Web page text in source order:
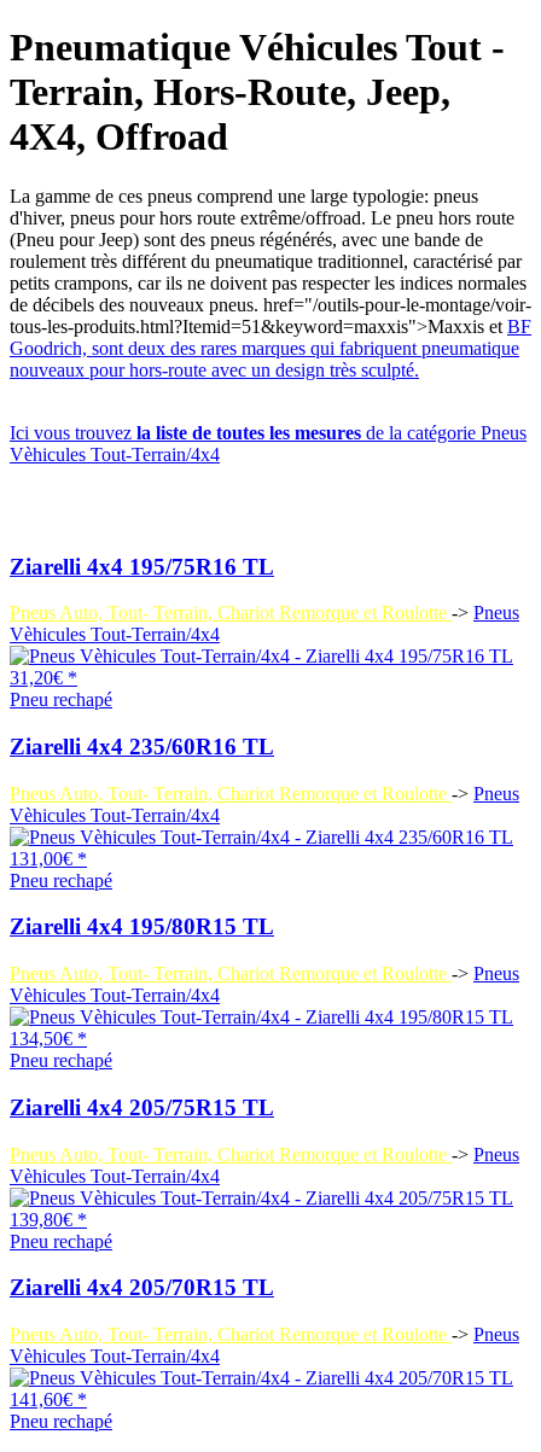
Pneumatique Véhicules Tout -
Terrain, Hors-Route, Jeep,
4X4, Offroad
La gamme de ces pneus comprend une large typologie: pneus
d'hiver, pneus pour hors route extrême/offroad. Le pneu hors route
(Pneu pour Jeep) sont des pneus régénérés, avec une bande de
roulement très différent du pneumatique traditionnel, caractérisé par
petits crampons, car ils ne doivent pas respecter les indices normales
de décibels des nouveaux pneus. href="/outils-pour-le-montage/voir-
tous-les-produits.html?Itemid=51&keyword=maxxis">Maxxis et BF
Goodrich, sont deux des rares marques qui fabriquent pneumatique
nouveaux pour hors-route avec un design très sculpté.
Ici vous trouvez la liste de toutes les mesures de la catégorie Pneus
Vèhicules Tout-Terrain/4x4
Ziarelli 4x4 195/75R16 TL
Pneus Auto, Tout- Terrain, Chariot Remorque et Roulotte -> Pneus
Vèhicules Tout-Terrain/4x4
31,20€ *
Pneu rechapé
Ziarelli 4x4 235/60R16 TL
Pneus Auto, Tout- Terrain, Chariot Remorque et Roulotte -> Pneus
Vèhicules Tout-Terrain/4x4
131,00€ *
Pneu rechapé
Ziarelli 4x4 195/80R15 TL
Pneus Auto, Tout- Terrain, Chariot Remorque et Roulotte -> Pneus
Vèhicules Tout-Terrain/4x4
134,50€ *
Pneu rechapé
Ziarelli 4x4 205/75R15 TL
Pneus Auto, Tout- Terrain, Chariot Remorque et Roulotte -> Pneus
Vèhicules Tout-Terrain/4x4
139,80€ *
Pneu rechapé
Ziarelli 4x4 205/70R15 TL
Pneus Auto, Tout- Terrain, Chariot Remorque et Roulotte -> Pneus
Vèhicules Tout-Terrain/4x4
141,60€ *
Pneu rechapé